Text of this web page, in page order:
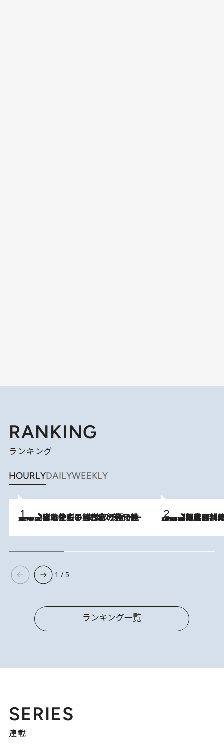
RANKING
ランキング
HOURLYDAILYWEEKLY
2026.8.3
《「文士の子ども被害者の会」発足！》阿川佐和子（72）が語る遠藤周作に北杜夫、劇作家・矢代静一の子どもたちの“文豪プライベート事件簿” 2026.8.8
「最後に見られてよかった」上野動物園の東園パンダ舎が解体前に特別公開。8月16日まで延長されたパネル展と共に辿る“半世紀”のパンダ飼育《解体工事の図面あり》
1 / 5
ランキング一覧
SERIES
連載